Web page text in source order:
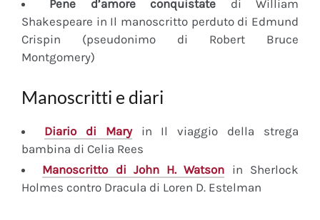
Pene d’amore conquistate di William
Shakespeare in Il manoscritto perduto di Edmund
Crispin (pseudonimo di Robert Bruce
Montgomery)
Manoscritti e diari
Diariodi Maryin Il viaggio della strega
bambina di Celia Rees
Manoscritto di John H. Watson in Sherlock
Holmes contro Dracula di Loren D. Estelman